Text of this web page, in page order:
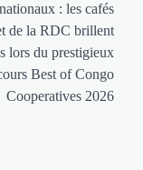
: les cafés
de la RDC brillent
lors du prestigieux
Best of Congo
Cooperatives 2026